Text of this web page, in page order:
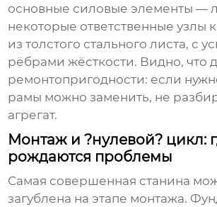
основные силовые элементы —
некоторые ответственные узлы
из толстого стального листа, с
рёбрами жёсткости. Видно, что
ремонтопригодности: если
рамы можно заменить, не
агрегат.
Монтаж и ?нулевой? цикл:
рождаются проблемы
Самая совершенная станина
загублена на этапе монтажа.